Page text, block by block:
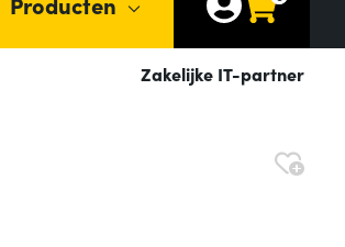
Zakelijke IT-partner